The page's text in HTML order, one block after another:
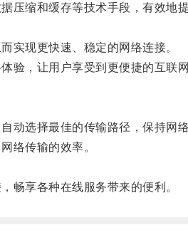
缩和缓存等技术手段，有效地提
现更快速、稳定的网络连接。
，让用户享受到更便捷的互联网
选择最佳的传输路径，保持网络
络传输的效率。
享各种在线服务带来的便利。